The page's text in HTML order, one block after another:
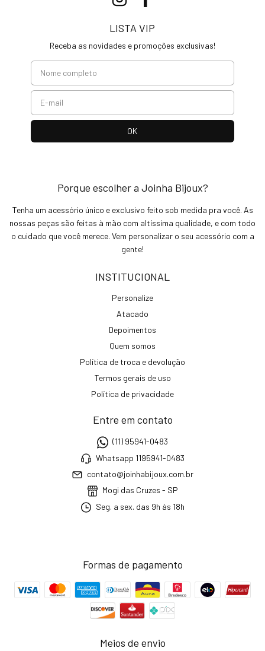
LISTA VIP
Receba as novidades e promoções exclusivas!
Porque escolher a Joinha Bijoux?
Tenha um acessório único e exclusivo feito sob medida pra você. As
nossas peças são feitas à mão com altíssima qualidade, e com todo
o cuidado que você merece. Vem personalizar o seu acessório com a
gente!
INSTITUCIONAL
Personalize
Atacado
Depoimentos
Quem somos
Política de troca e devolução
Termos gerais de uso
Política de privacidade
Entre em contato
(11) 95941-0483
Whatsapp 1195941-0483
contato@joinhabijoux.com.br
Mogi das Cruzes - SP
Seg. a sex. das 9h às 18h
Formas de pagamento
Meios de envio